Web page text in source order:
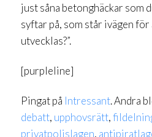
just såna betonghäckar som
syftar på, som står ivägen
utvecklas?”.
[purpleline]
Pingat på Intressant. Andra
debatt, upphovsrätt,
privatpolislagen,